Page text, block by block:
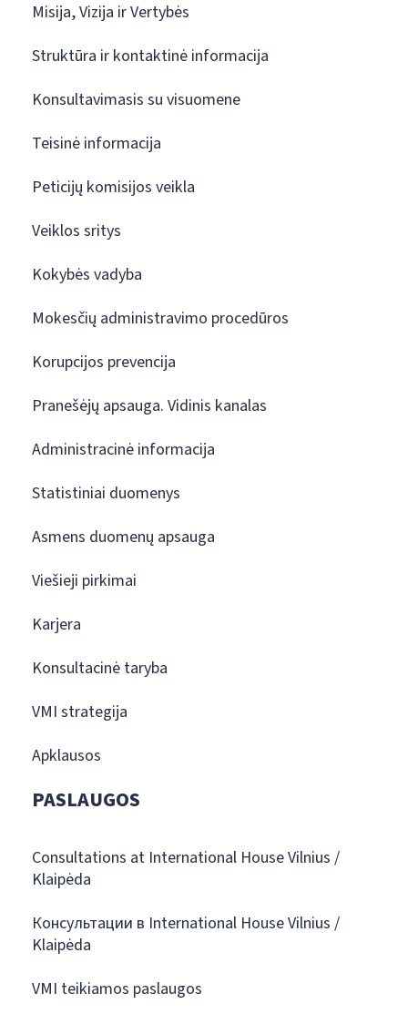
Misija, Vizija ir Vertybės
Struktūra ir kontaktinė informacija
Konsultavimasis su visuomene
Teisinė informacija
Peticijų komisijos veikla
Veiklos sritys
Kokybės vadyba
Mokesčių administravimo procedūros
Korupcijos prevencija
Pranešėjų apsauga. Vidinis kanalas
Administracinė informacija
Statistiniai duomenys
Asmens duomenų apsauga
Viešieji pirkimai
Karjera
Konsultacinė taryba
VMI strategija
Apklausos
PASLAUGOS
Consultations at International House Vilnius /
Klaipėda
Консультации в International House Vilnius /
Klaipėda
VMI teikiamos paslaugos